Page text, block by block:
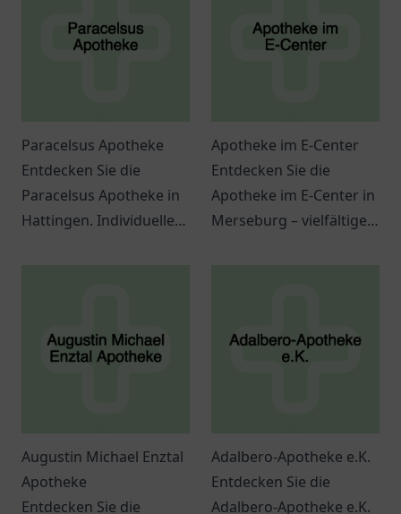
Paracelsus Apotheke
Entdecken Sie die
Paracelsus Apotheke in
Hattingen. Individuelle
Atmosphäre.
Apotheke im E-Center
Entdecken Sie die
Apotheke im E-Center in
Merseburg – vielfältige
Augustin Michael Enztal
Apotheke
Entdecken Sie die
Adalbero-Apotheke e.K.
Entdecken Sie die
Adalbero-Apotheke e.K.